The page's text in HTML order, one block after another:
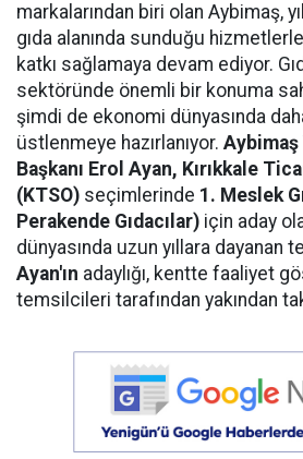
markalarından biri olan Aybimaş,
gıda alanında sunduğu
katkı sağlamaya devam ediyor.
sektöründe önemli bir konuma
şimdi de ekonomi dünyasında
üstlenmeye hazırlanıyor.
Başkanı Erol Ayan, Kırıkkale
(KTSO) seçimlerinde 1. Meslek
Perakende Gıdacılar) için aday
dünyasında uzun yıllara dayanan
Ayan'ın adaylığı, kentte faaliyet
temsilcileri tarafından yakından